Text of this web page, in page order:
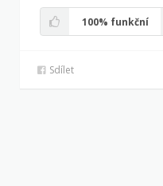
100% funkční
Sdílet